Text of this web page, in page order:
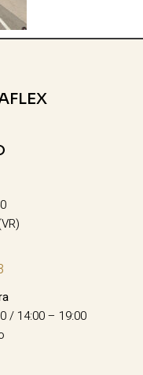
/ 14:00 – 19:00